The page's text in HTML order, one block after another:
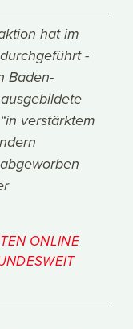
hat im
-
Baden-
verstärktem
ONLINE